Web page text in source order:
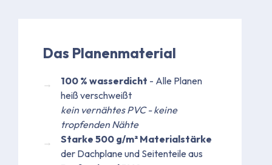
Das Planenmaterial
100 % wasserdicht - Alle Planen
heiß verschweißt
kein vernähtes PVC - keine
tropfenden Nähte
Starke 500 g/m² Materialstärke
der Dachplane und Seitenteile aus